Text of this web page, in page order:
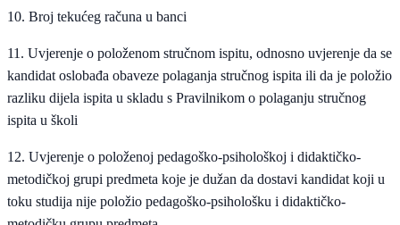
10. Broj tekućeg računa u banci
11. Uvjerenje o položenom stručnom ispitu, odnosno uvjerenje da se
kandidat oslobađa obaveze polaganja stručnog ispita ili da je položio
razliku dijela ispita u skladu s Pravilnikom o polaganju stručnog
ispita u školi
12. Uvjerenje o položenoj pedagoško-psihološkoj i didaktičko-
metodičkoj grupi predmeta koje je dužan da dostavi kandidat koji u
toku studija nije položio pedagoško-psihološku i didaktičko-